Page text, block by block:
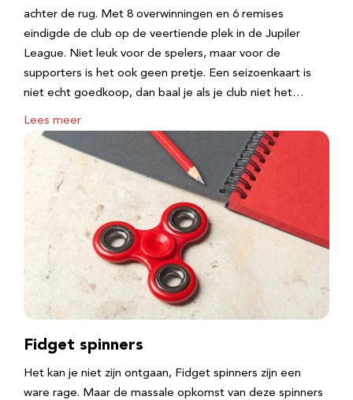
achter de rug. Met 8 overwinningen en 6 remises
eindigde de club op de veertiende plek in de Jupiler
League. Niet leuk voor de spelers, maar voor de
supporters is het ook geen pretje. Een seizoenkaart is
niet echt goedkoop, dan baal je als je club niet het…
Lees meer
Fidget spinners
Het kan je niet zijn ontgaan, Fidget spinners zijn een
ware rage. Maar de massale opkomst van deze spinners